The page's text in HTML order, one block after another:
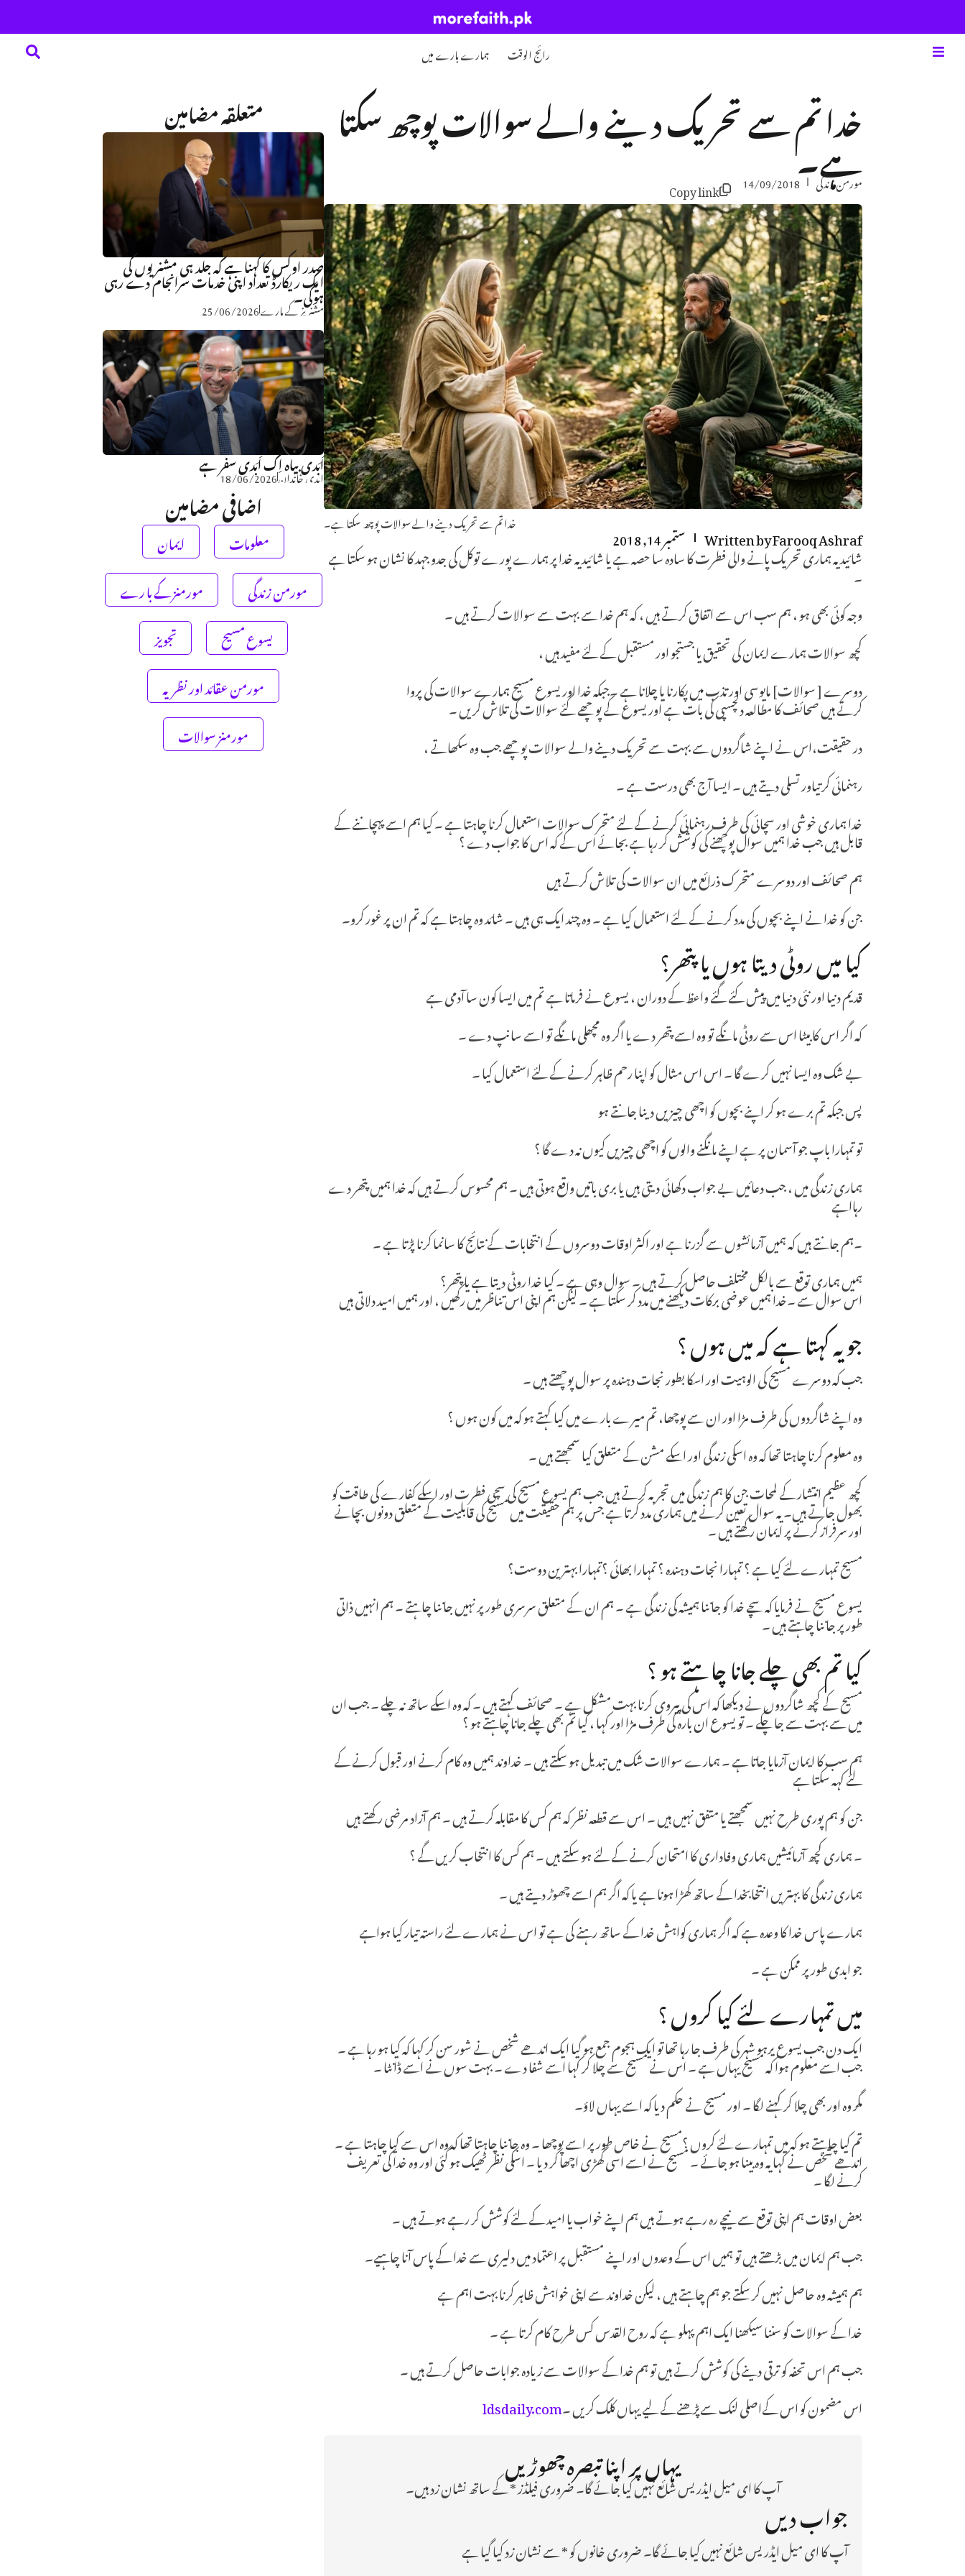
رائج الوقت ہمارے بارے میں
خدا تم سے تحریک دینے والے سوالات پوچھ سکتا
ہے۔
مورمن زندگی 14/09/2018
Copy link
خدا تم سے تحریک دینے والے سوالات پوچھ سکتا ہے۔ Written byFarooq Ashraf ستمبر 14, 2018
شائید یہ ہماری تحریک پانے والی فطرت کا سادہ سا حصہ ہے یا شائید یہ خدا پر ہمارے پورے توکل کی جدو جہد کا نشان ہو سکتا ہے
۔
وجہ کوئی بھی ہو ، ہم سب اس سے اتفاق کرتے ہیں ، کہ ہم خدا سے بہت سے سوالات کرتے ہیں ۔
کچھ سوالات ہمارے ایمان کی تحقیق یا جستجو اور مستقبل کے لئے مفید ہیں ،
دوسرے [ سوالات] مایوسی اور تذب میں پکارنا یا چلانا ہے ۔جبکہ خدا اور یسوع مسیح ہمارے سوالات کی پروا
کرتے ہیں صحائف کا مطالعہ دلچسپی کی بات ہے اور یسوع کے پوچھے گئے سوالات کی تلاش کریں ۔
در حقیقت،اس نے اپنے شاگردوں سے بہت سے تحریک دینے والے سوالات پوچھے جب وہ سکھاتے ،
رہنمائی کرتیاور تسلی دیتے ہیں ۔ ایسا آج بھی درست ہے ۔
خدا ہماری خوشی اور سچائی کی طرف رہنمائی کرنے کے لئے متحرک سوالات استعمال کرنا چاہتا ہے ۔ کیا ہم اسے پہچاننے کے
قابل ہیں جب خدا ہمیں سوال پوچھنے کی کوشش کر رہا ہے بجائے اس کے کہ اس کا جواب دے ؟
ہم صحائف اور دوسرے متحرک ذرائع میں ان سوالات کی تلاش کرتے ہیں
جن کو خدا نے اپنے بچوں کی مدد کرنے کے لئے استعمال کیا ہے ۔ وہ چند ایک ہی ہیں ۔ شائد وہ چاہتا ہے کہ تم ان پر غور کرو۔
کیا میں روٹی دیتا ہوں یا پتھر؟
قدیم دنیا اور نئی دنیا میں پیش کئے گئے واعظ کے دوران ، یسوع نے فرماتا ہے تم میں ایسا کون سا آدمی ہے
کہ اگر اس کا بیٹا اس سے روٹی مانگے تو وہ اسے پتھر دے یا اگر وہ مچھلی مانگے تو اسے سانپ دے ۔
بے شک وہ ایسا نہیں کرے گا ۔ اس اس مثال کو اپنا رحم ظاہر کرنے کے لئے استعمال کیا ۔
پس جبکہ تم برے ہو کر اپنے بچوں کو اچھی چیزیں دینا جانتے ہو
تو تمہارا باپ جو آسمان پر ہے اپنے مانگنے والوں کو اچھی چیزیں کیوں نہ دے گا ؟
ہماری زندگی میں ، جب دعائیں بے جواب دکھائی دیتی ہیں یا بری باتیں واقع ہوتی ہیں ۔ ہم محسوس کرتے ہیں کہ خدا ہمیں پتھر دے
رہااہے
۔ہم جانتے ہیں کہ ہمیں آزمائشوں سے گزرنا ہے اور اکثر اوقات دوسروں کے انتخابات کے نتائج کا سانما کرنا پڑتا ہے ۔
ہمیں ہماری توقع سے بالکل مختلف حاصل کرتے ہیں ۔ سوال وہی ہے ۔ کیا خدا روٹی دیتا ہے یا پتھر؟
اس سوال سے ۔خدا ہمیں عوضی برکات دیکھنے میں مدد کر سکتا ہے ۔ لیکن ہم اپنی اس تناظر میں رکھیں ، اور ہمیں امید دلاتی ہیں
جو یہ کہتا ہے کہ میں ہوں ؟
جب کہ دوسرے مسیح کی الوہیت اور اسکا بطور نجات دہندہ پر سوال پوچھتے ہیں ۔
وہ اپنے شاگردوں کی طرف مڑا اور ان سے پوچھا، تم میرے بارے میں کیا کہتے ہو کہ میں کون ہوں ؟
وہ معلوم کرنا چاہتا تھا کہ وہ اسکی زندگی اور اسکے مشن کے متعلق کیا سمجھتے ہیں ۔
کچھ عظیم انتشار کے لمحات جن کا ہم زندگی میں تجربہ کرتے ہیں جب ہم یسوع مسیح کی سچی فطرت اور اسکے کفارے کی طاقت کو
بھول جاتے ہیں۔ یہ سوال تعین کرنے میں ہماری مدد کرتا ہے جس پر ہم حقیقت میں مسیح کی قابلیت کے متعلق دونوں بچانے
اور سرفراز کرنے پر ایمان رکھتے ہیں ۔
مسیح تمہارے لئے کیا ہے ؟ تمہارا نجات دہندہ ؟ تمہارا بھائی ؟تمہارا بہترین دوست؟
یسوع مسیح نے فرمایا کہ سچے خدا کو جاننا ہمیشہ کی زندگی ہے ۔ ہم ان کے متعلق سرسری طور پر نہیں جاننا چاہتے ۔ ہم انہیں ذاتی
طور پر جاننا چاہتے ہیں ۔
کیا تم بھی چلے جانا چاہتے ہو ؟
مسیح کے کچھ شاگردوں نے دیکھا کہ اس کی پیروی کرنا بہت مشکل ہے ۔ صحائف کہتے ہیں ۔ کہ وہ اسکے ساتھ نہ چلے ۔ جب ان
میں سے بہت سے جا چکے ۔ تو یسوع ان بارہ کی طرف مڑا اور کہا ، کیا تم بھی چلے جانا چاہتے ہو ؟
ہم سب کا ایمان آزمایا جاتا ہے ۔ ہمارے سوالات شک میں تبدیل ہو سکتے ہیں ۔ خداوند ہمیں وہ کام کرنے اور قبول کرنے کے
لئے کہہ سکتا ہے
جن کو ہم پوری طرح نہیں سمجھتے یا متفق نہیں ہیں ۔ اس سے قطعہ نظر کہ ہم کس کا مقابلہ کرتے ہیں ۔ ہم آزاد مرضی رکھتے ہیں
۔ ہماری کچھ آزمائیشیں ہماری وفاداری کا امتحان کرنے کے لئے ہو سکتے ہیں ۔ ہم کس کا انتخاب کریں گے ؟
ہماری زندگی کا بہتریں انتخابخدا کے ساتھ کھڑا ہونا ہے یا کہ اگر ہم اسے چھوڑ دیتے ہیں ۔
ہمارے پاس خدا کا وعدہ ہے کہ اگر ہماری کواہش خدا کے ساتھ رہنے کی ہے تو اس نے ہمارے لئے راستہ تیار کیا ہواہے
جو ابدی طور پر ممکن ہے ۔
میں تمہارے لئے کیا کروں ؟
ایک دن جب یسوع یرہو شہر کی طرف جا رہا تھا تو ایک ہجوم جمع ہو گیا ایک اندھے شخص نے شور سن کر کہا کہ کیا ہو رہا ہے ۔
جب اسے معلوم ہوا کہ مسیح یہاں ہے ۔ اس نے مسیح سے چلا کر کہا اسے شفا دے ۔ بہت سوں نے اسے ڈانٹا ۔
مگر وہ اور بھی چلا کر کہنے لگا ۔ اور مسیح نے حکم دیا کہ اسے یہاں لاؤ۔
تم کیا چاہتے ہو کہ میں تمہارے لئے کروں ؟مسیح نے خاص طور پر اسے پوچھا ۔ وہ جاننا چاہتا تھا کہ وہ اس سے کیا چاہتا ہے ۔
اندھے شخص نے کہا یہ وہ بینا ہو جائے ۔ مسیح نے اسے اسی گھڑی اچھا کر دیا ۔ اسکی نظر ٹھیک ہو گئی اور وہ خدا کی تعریف
کرنے لگا ۔
بعض اوقات ہم اپنی توقع سے نیچے رہ رہے ہوتے ہیں ہم اپنے خواب یا امید کے لئے کوشش کر رہے ہوتے ہیں ۔
جب ہم ایمان میں بڑھتے ہیں تو ہمیں اس کے وعدوں اور اپنے مستقبل پر اعتماد میں دلیری سے خدا کے پاس آنا چاہیے۔
ہم ہمیشہ وہ حاصل نہیں کر سکتے جو ہم چاہتے ہیں ، لیکن خداوند سے اپنی خواہش ظاہر کرنا بہت اہم ہے
خدا کے سوالات کو سننا سیکھنا ایک اہم پہلو ہے کہ روح القدس کس طرح کام کرتا ہے ۔
جب ہم اس تحفہ کو ترقی دینے کی کوشش کرتے ہیں تو ہم خدا کے سوالات سے زیادہ جوابات حاصل کرتے ہیں ۔
اس مضمون کو اس کےاصلی لنک سےپڑھنےکے لیے یہاں کلک کریں ۔ldsdaily.com
یہاں پر اپنا تبصرہ چھوڑیں
آپ کا ای میل ایڈریس شائع نہیں کیا جائے گا۔ ضروری فیلڈز * کے ساتھ نشان زد ہیں۔
جواب دیں
آپ کا ای میل ایڈریس شائع نہیں کیا جائے گا۔ضروری خانوں کو*سے نشان زد کیا گیا ہے
متعلقہ مضامین
صدر اوکس کا کہنا ہے کہ جلد ہی مشنریوں کی
ایک ریکارڈ تعداد اپنی خدمات سرانجام دے رہی
ہوگی۔
مشنریز کے بارے25/06/2026
اَبَدی بیاہ اِک اَبَدی سفر ہے
ابدی خاندان18/06/2026
اضافی مضامین
معلومات
ایمان
مورمن زندگی
مورمنز کے با رے
یسوع مسیح
تجویز
مورمن عقائد اور نظریہ
مورمنز سوالات